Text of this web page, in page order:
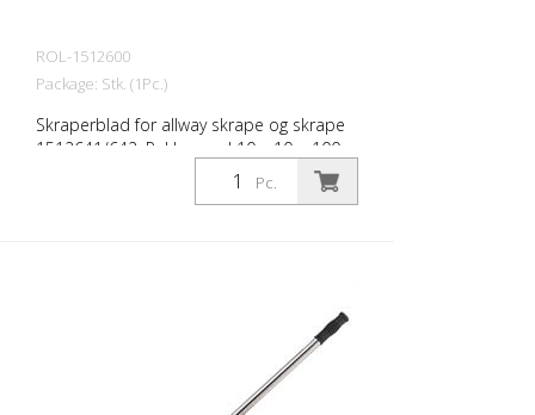
ROL-1512600
Package: Stk. (1Pc.)
Skraperblad for allway skrape og skrape
1512641/642. Pakke med 10 x 10 = 100
Pc.